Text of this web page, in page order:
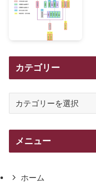
カテゴリー
メニュー
ホーム